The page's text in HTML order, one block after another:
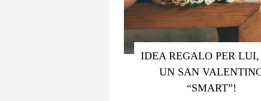
IDEA REGALO PER LUI,
UN SAN
“SMART”!